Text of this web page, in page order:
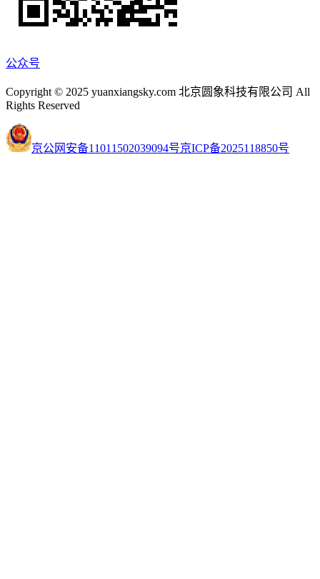
公众号
Copyright © 2025 yuanxiangsky.com 北京圆象科技有限公司 All
Rights Reserved
京公网安备11011502039094号京ICP备2025118850号